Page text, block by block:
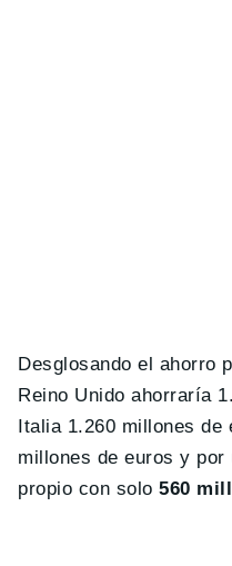
Desglosando el ahorro
Reino Unido ahorraría
Italia 1.260 millones
millones de euros y por
propio con solo560